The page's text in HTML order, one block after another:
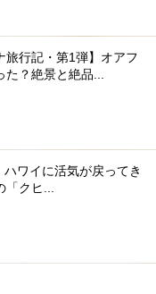
旅行記・第1弾】オアフ
？絶景と絶品...
ハワイに活気が戻ってき
クヒ...